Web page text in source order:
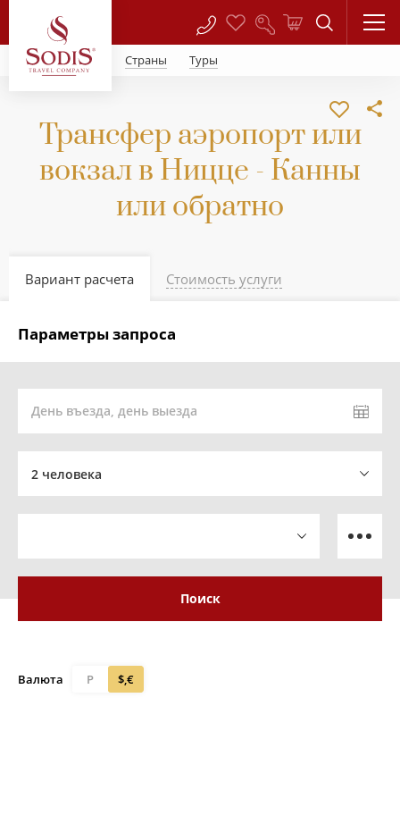
Страны Туры
Трансфер аэропорт или
вокзал в Ницце - Канны
или обратно
Вариант расчета Стоимость услуги
Параметры запроса
День въезда, день выезда
2 человека
Поиск
Валюта Р $,€